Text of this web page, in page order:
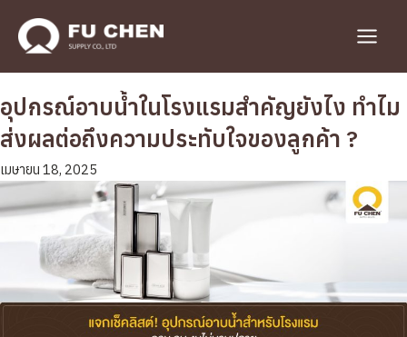
content
Menu
อุปกรณ์อาบน้ำในโรงแรมสำคัญยังไง ทำไม
ส่งผลต่อถึงความประทับใจของลูกค้า ?
เมษายน 18, 2025